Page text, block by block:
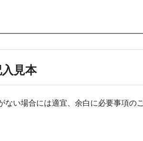
見本
い場合には適宜、余白に必要事項の